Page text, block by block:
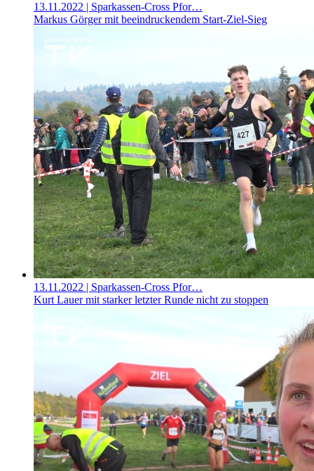
13.11.2022 | Sparkassen-Cross Pfor…
Markus Görger mit beeindruckendem Start-Ziel-Sieg
13.11.2022 | Sparkassen-Cross Pfor…
Kurt Lauer mit starker letzter Runde nicht zu stoppen